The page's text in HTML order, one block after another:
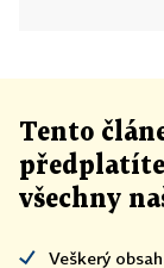
Tento
všechny
Veškerý